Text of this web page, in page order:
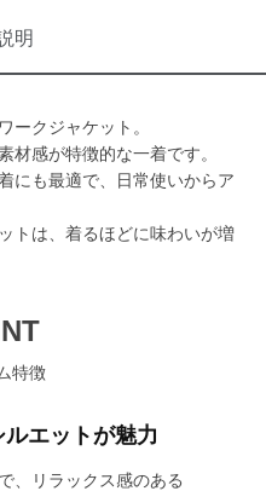
明
ークジャケット。
材感が特徴的な一着です。
にも最適で、日常使いからア
トは、着るほどに味わいが増
特徴
エットが魅力
、リラックス感のある